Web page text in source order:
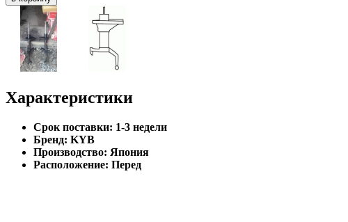
Характеристики
Cрок поставки: 1-3 недели
Бренд: KYB
Производство: Япония
Расположение: Перед